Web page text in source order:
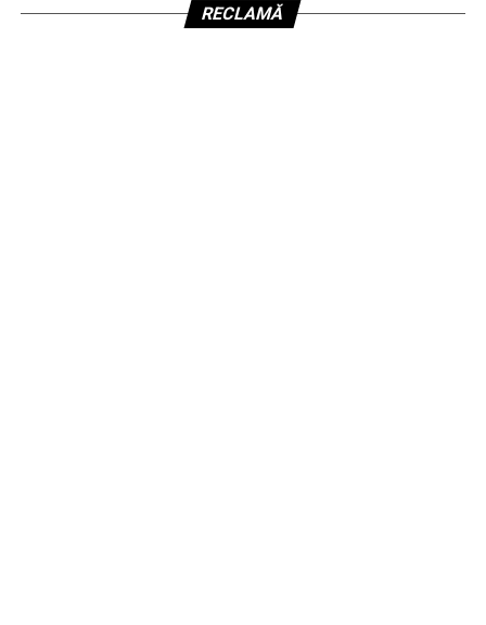
RECLAMĂ